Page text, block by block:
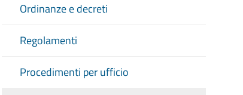
Ordinanze e decreti
Regolamenti
Procedimenti per ufficio